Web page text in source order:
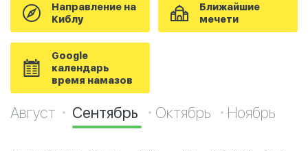
Направление на
Киблу
Ближайшие
мечети
Google
календарь
время намазов
Август Сентябрь Октябрь Ноябрь